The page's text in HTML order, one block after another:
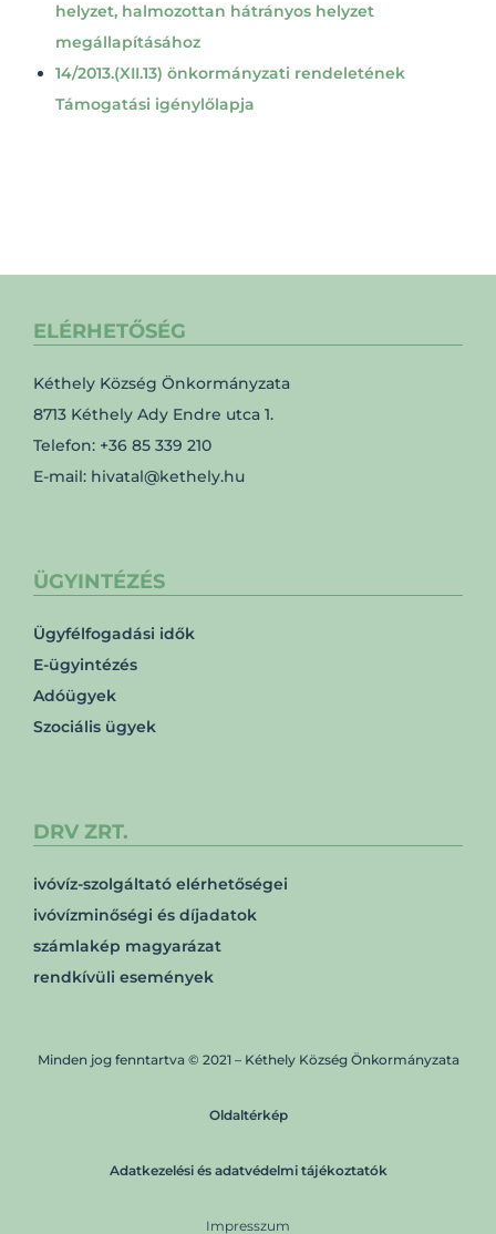
helyzet, halmozottan hátrányos helyzet
megállapításához
14/2013.(XII.13) önkormányzati rendeletének
Támogatási igénylőlapja
ELÉRHETŐSÉG
Kéthely Község Önkormányzata
8713 Kéthely Ady Endre utca 1.
Telefon: +36 85 339 210
E-mail: hivatal@kethely.hu
ÜGYINTÉZÉS
Ügyfélfogadási idők
E-ügyintézés
Adóügyek
Szociális ügyek
DRV ZRT.
ivóvíz-szolgáltató elérhetőségei
ivóvízminőségi és díjadatok
számlakép magyarázat
rendkívüli események
Minden jog fenntartva © 2021 – Kéthely Község Önkormányzata
Oldaltérkép
Adatkezelési és adatvédelmi tájékoztatók
Impresszum